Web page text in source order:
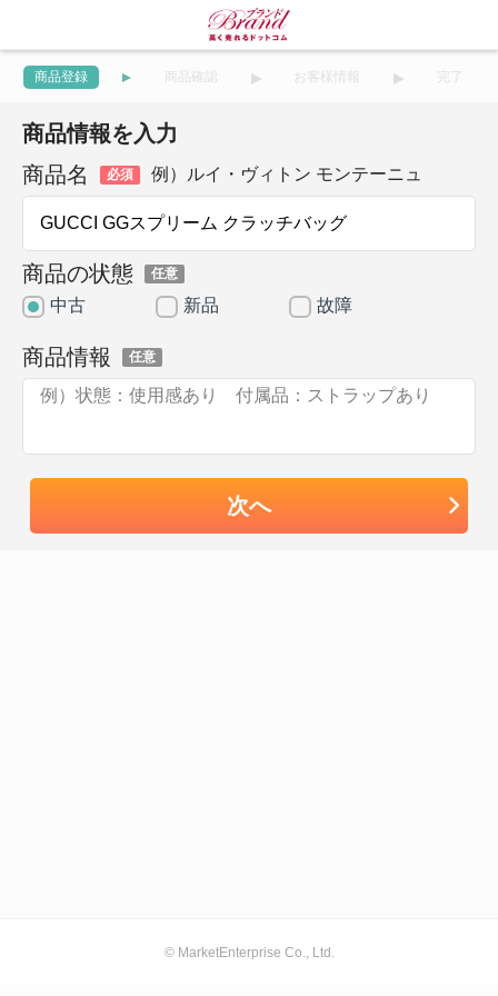
商品登録 商品確認 お客様情報 完了
商品情報を入力
商品名
必須 例）ルイ・ヴィトン モンテーニュ
商品の状態 任意
中古 新品 故障
商品情報 任意
次へ
© MarketEnterprise Co., Ltd.